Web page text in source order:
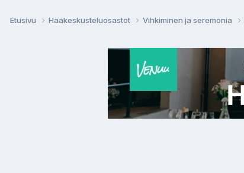
Etusivu Hääkeskusteluosastot Vihkiminen ja seremonia